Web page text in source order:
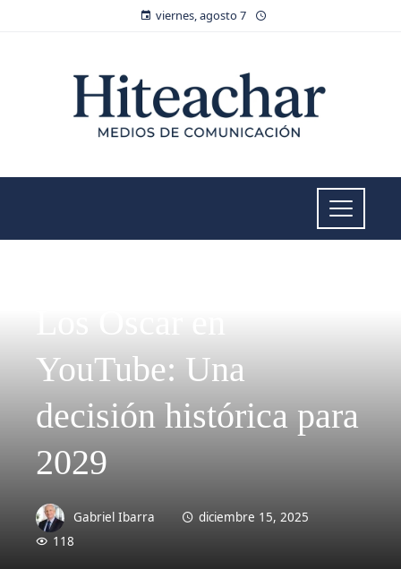
viernes, agosto 7
YouTube: Una
decisión histórica para
2029
Gabriel Ibarra
diciembre 15, 2025
118